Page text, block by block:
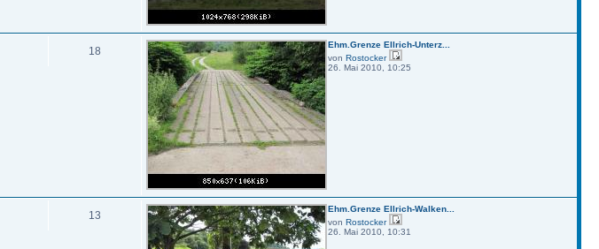
18
Ehm.Grenze Ellrich-Unterz...
von Rostocker
26. Mai 2010, 10:25
13
Ehm.Grenze Ellrich-Walken...
von Rostocker
26. Mai 2010, 10:31